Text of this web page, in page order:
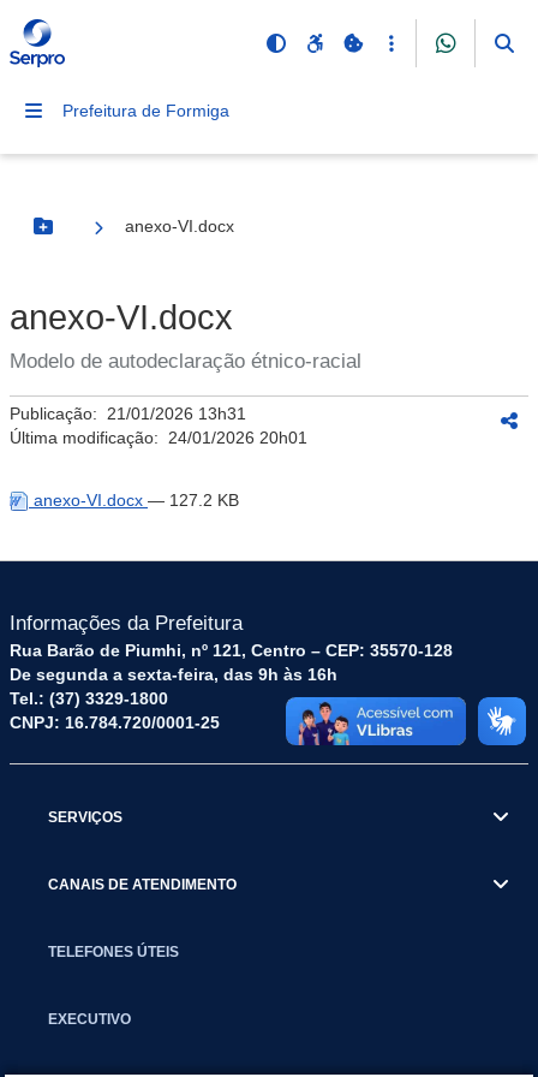
Prefeitura de Formiga
Botão Menu
anexo-VI.docx
anexo-VI.docx
Modelo de autodeclaração étnico-racial
Publicação: 21/01/2026 13h31
Última modificação: 24/01/2026 20h01
anexo-VI.docx — 127.2 KB
Informações da Prefeitura
Rua Barão de Piumhi, nº 121, Centro – CEP: 35570-128
De segunda a sexta-feira, das 9h às 16h
Tel.: (37) 3329-1800
CNPJ: 16.784.720/0001-25
SERVIÇOS
CANAIS DE ATENDIMENTO
TELEFONES ÚTEIS
EXECUTIVO